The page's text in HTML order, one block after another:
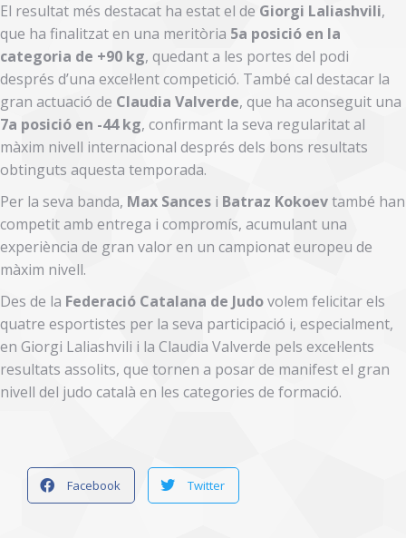
El resultat més destacat ha estat el de Giorgi Laliashvili,
que ha finalitzat en una meritòria 5a posició en la
categoria de +90 kg, quedant a les portes del podi
després d’una excel·lent competició. També cal destacar la
gran actuació de Claudia Valverde, que ha aconseguit una
7a posició en -44 kg, confirmant la seva regularitat al
màxim nivell internacional després dels bons resultats
obtinguts aquesta temporada.
Per la seva banda, Max Sances i Batraz Kokoevtambé han
competit amb entrega i compromís, acumulant una
experiència de gran valor en un campionat europeu de
màxim nivell.
Des de la Federació Catalana de Judovolem felicitar els
quatre esportistes per la seva participació i, especialment,
en Giorgi Laliashvili i la Claudia Valverde pels excel·lents
resultats assolits, que tornen a posar de manifest el gran
nivell del judo català en les categories de formació.
Facebook Twitter